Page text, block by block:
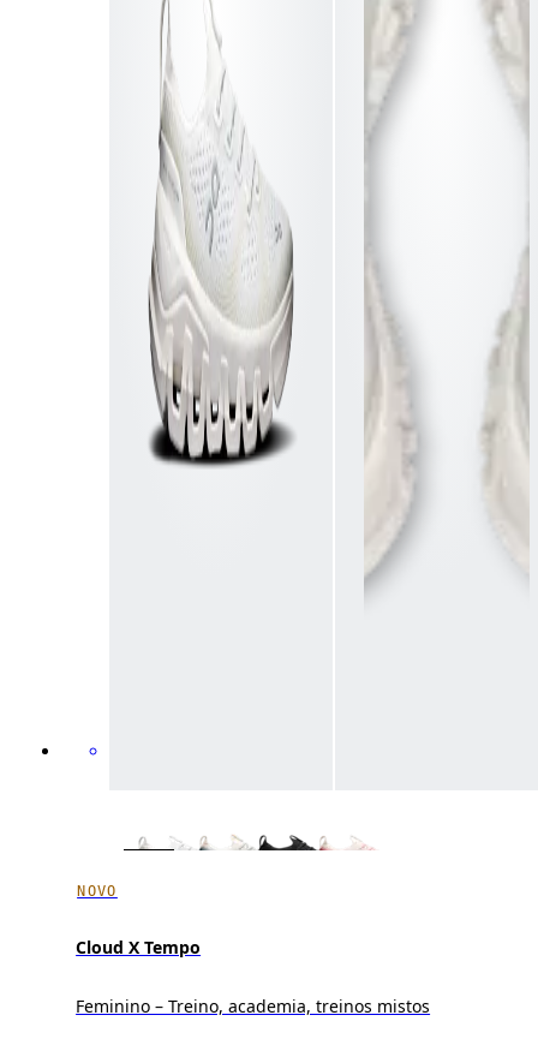
NOVO
Cloud X Tempo
Feminino – Treino, academia, treinos mistos